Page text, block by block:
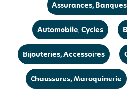
Assurances,
Automobile, Cycles
Bijouteries, Accessoires
Chaussures, Maroquinerie